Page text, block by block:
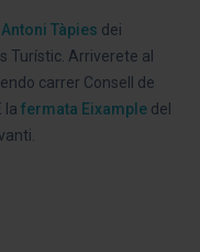
Tàpies dei
Turístic. Arriverete al
carrer Consell de
la fermata Eixample del